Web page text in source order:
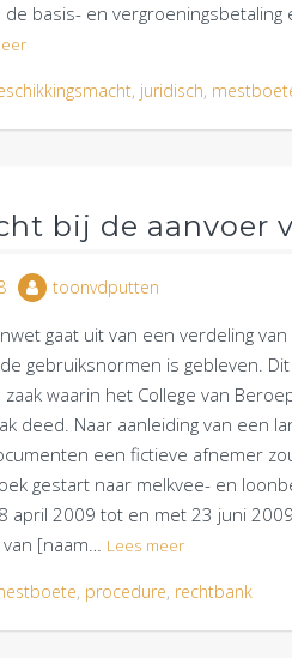
de basis- en
, juridisch,
bij de aanvoer
toonvdputten
gaat uit van een verdeling
gebruiksnormen is gebleven.
waarin het College van
deed. Naar aanleiding van een
een fictieve afnemer
gestart naar melkvee- en
april 2009 tot en met 23 juni
[naam… Lees meer
, procedure, rechtbank